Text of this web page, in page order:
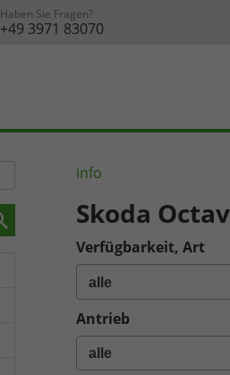
Haben Sie Fragen?
+49 3971 83070
info
Skoda
Verfügbarkeit, Art
Antrieb